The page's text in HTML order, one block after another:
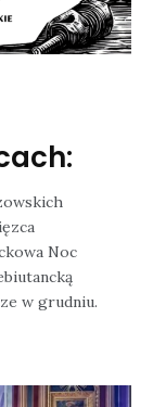
Noc
w grudniu.